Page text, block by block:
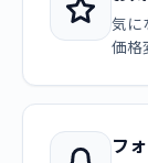
気に
価格
フ